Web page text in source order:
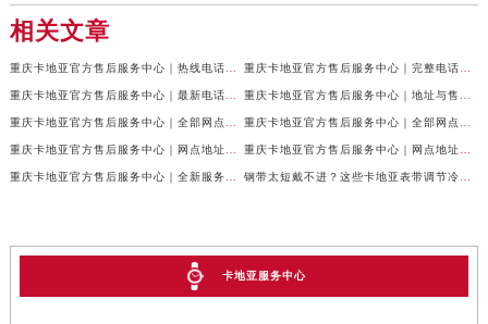
相关文章
卡地亚服务中心